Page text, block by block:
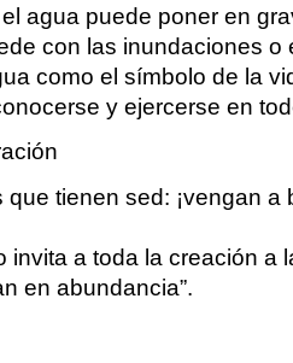
agua puede poner en
con las inundaciones o
como el símbolo de la
y ejercerse en
que tienen sed: ¡vengan
invita a toda la creación
en abundancia”.